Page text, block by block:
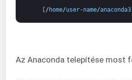
/ home/user-name/anaconda3]
Az Anaconda telepítése most